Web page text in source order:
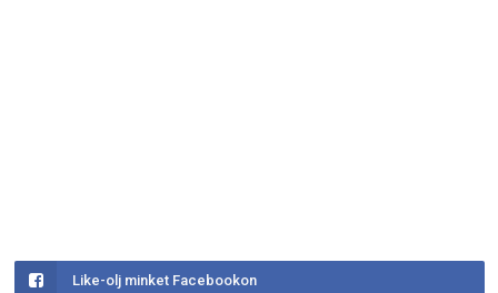
Like-olj minket Facebookon